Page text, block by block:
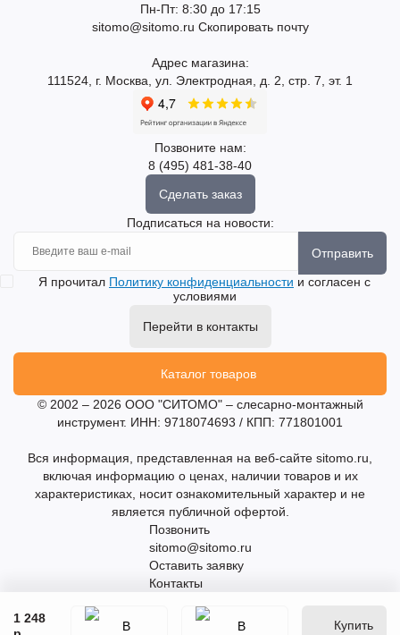
1 248
Купить
Пн-Пт: 8:30 до 17:15
sitomo@sitomo.ru Скопировать почту
Адрес магазина:
111524, г. Москва, ул. Электродная, д. 2, стр. 7, эт. 1
Позвоните нам:
8 (495) 481-38-40
Сделать заказ
Подписаться на новости:
Отправить
Я прочитал Политику конфиденциальности и согласен с
условиями
Перейти в контакты
Каталог товаров
© 2002 – 2026 ООО "СИТОМО" – слесарно-монтажный
инструмент. ИНН: 9718074693 / КПП: 771801001
Вся информация, представленная на веб-сайте sitomo.ru,
включая информацию о ценах, наличии товаров и их
характеристиках, носит ознакомительный характер и не
является публичной офертой.
Позвонить
sitomo@sitomo.ru
Оставить заявку
Контакты